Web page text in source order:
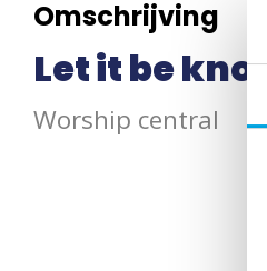
Omschrijving
Let it be
Worship central